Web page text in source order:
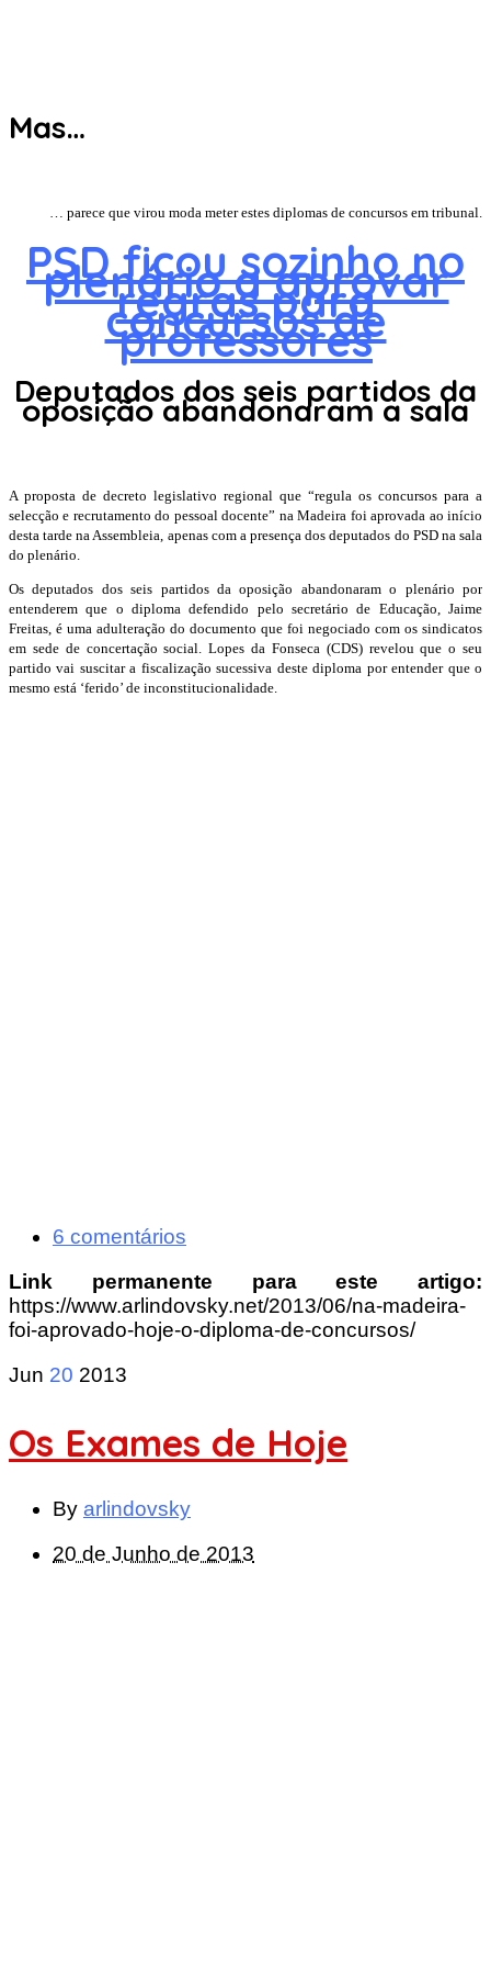
Mas…
… parece que virou moda meter estes diplomas de concursos em tribunal.
PSD ficou sozinho no
plenário a aprovar
regras para
concursos de
professores
Deputados dos seis partidos da
oposição abandonaram a sala
A proposta de decreto legislativo regional que “regula os concursos para a
selecção e recrutamento do pessoal docente” na Madeira foi aprovada ao início
desta tarde na Assembleia, apenas com a presença dos deputados do PSD na sala
do plenário.
Os deputados dos seis partidos da oposição abandonaram o plenário por
entenderem que o diploma defendido pelo secretário de Educação, Jaime
Freitas, é uma adulteração do documento que foi negociado com os sindicatos
em sede de concertação social. Lopes da Fonseca (CDS) revelou que o seu
partido vai suscitar a fiscalização sucessiva deste diploma por entender que o
mesmo está ‘ferido’ de inconstitucionalidade.
6 comentários
Link permanente para este artigo:
https://www.arlindovsky.net/2013/06/na-madeira-
foi-aprovado-hoje-o-diploma-de-concursos/
Jun 20 2013
Os Exames de Hoje
By arlindovsky
20 de Junho de 2013